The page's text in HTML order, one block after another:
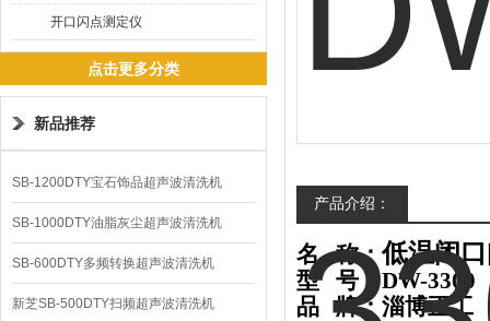
开口闪点测定仪
点击更多分类
新品推荐
SB-1200DTY宝石饰品超声波清洗机
SB-1000DTY油脂灰尘超声波清洗机
SB-600DTY多频转换超声波清洗机
新芝SB-500DTY扫频超声波清洗机
产品介绍：
名 称：低温闭
型
号：DW-3300
品
牌： 淄博正工